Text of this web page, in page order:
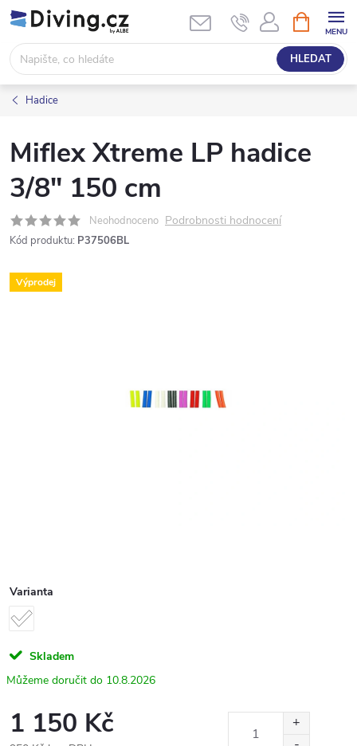
Přejít
na
obsah
HLEDAT
NÁKUPNÍ
KOŠÍK
Hadice
Miflex Xtreme LP hadice
3/8" 150 cm
Neohodnoceno Podrobnosti hodnocení
Kód produktu: P37506BL
Výprodej
Varianta
Skladem
10.8.2026
1 150 Kč